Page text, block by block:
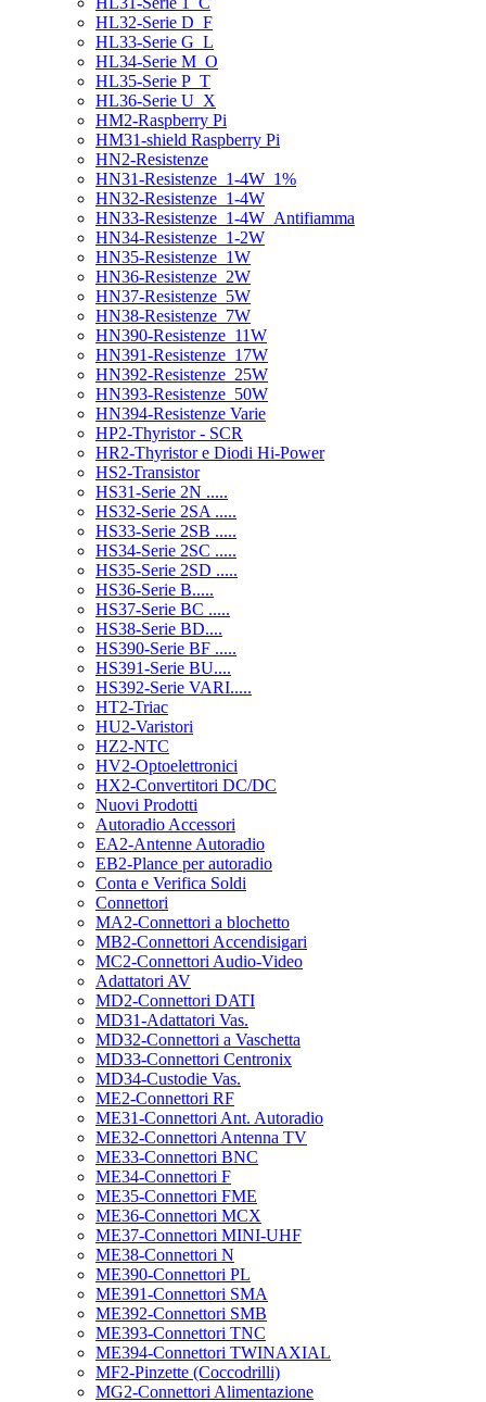
HL32-Serie D_F
HL33-Serie G_L
HL34-Serie M_O
HL35-Serie P_T
HL36-Serie U_X
HM2-Raspberry Pi
HM31-shield Raspberry Pi
HN2-Resistenze
HN31-Resistenze_1-4W_1%
HN32-Resistenze_1-4W
HN33-Resistenze_1-4W_Antifiamma
HN34-Resistenze_1-2W
HN35-Resistenze_1W
HN36-Resistenze_2W
HN37-Resistenze_5W
HN38-Resistenze_7W
HN390-Resistenze_11W
HN391-Resistenze_17W
HN392-Resistenze_25W
HN393-Resistenze_50W
HN394-Resistenze Varie
HP2-Thyristor - SCR
HR2-Thyristor e Diodi Hi-Power
HS2-Transistor
HS31-Serie 2N .....
HS32-Serie 2SA .....
HS33-Serie 2SB .....
HS34-Serie 2SC .....
HS35-Serie 2SD .....
HS36-Serie B.....
HS37-Serie BC .....
HS38-Serie BD....
HS390-Serie BF .....
HS391-Serie BU....
HS392-Serie VARI.....
HT2-Triac
HU2-Varistori
HZ2-NTC
HV2-Optoelettronici
HX2-Convertitori DC/DC
Nuovi Prodotti
Autoradio Accessori
EA2-Antenne Autoradio
EB2-Plance per autoradio
Conta e Verifica Soldi
Connettori
MA2-Connettori a blochetto
MB2-Connettori Accendisigari
MC2-Connettori Audio-Video
Adattatori AV
MD2-Connettori DATI
MD31-Adattatori Vas.
MD32-Connettori a Vaschetta
MD33-Connettori Centronix
MD34-Custodie Vas.
ME2-Connettori RF
ME31-Connettori Ant. Autoradio
ME32-Connettori Antenna TV
ME33-Connettori BNC
ME34-Connettori F
ME35-Connettori FME
ME36-Connettori MCX
ME37-Connettori MINI-UHF
ME38-Connettori N
ME390-Connettori PL
ME391-Connettori SMA
ME392-Connettori SMB
ME393-Connettori TNC
ME394-Connettori TWINAXIAL
MF2-Pinzette (Coccodrilli)
MG2-Connettori Alimentazione